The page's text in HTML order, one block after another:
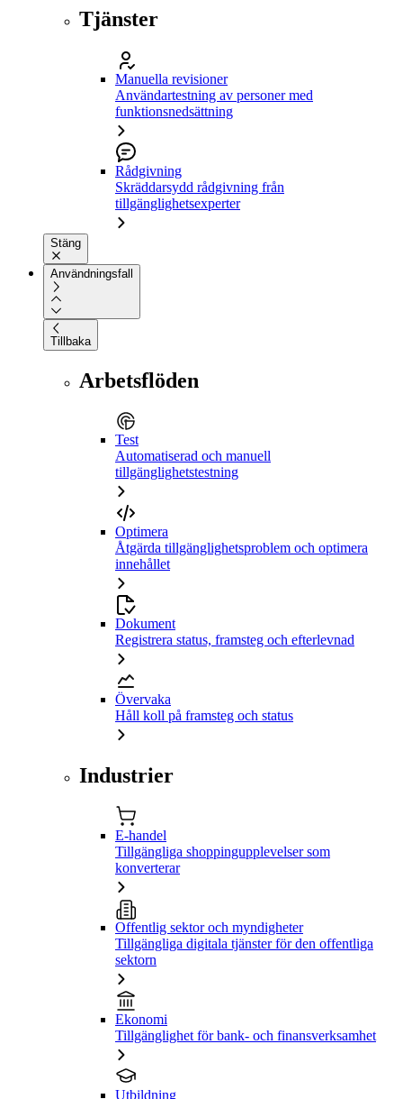
Tjänster
Manuella revisioner
Användartestning av personer med
funktionsnedsättning
Rådgivning
Skräddarsydd rådgivning från
tillgänglighetsexperter
Stäng
Användningsfall
Tillbaka
Arbetsflöden
Test
Automatiserad och manuell
tillgänglighetstestning
Optimera
Åtgärda tillgänglighetsproblem och optimera
innehållet
Dokument
Registrera status, framsteg och efterlevnad
Övervaka
Håll koll på framsteg och status
Industrier
E-handel
Tillgängliga shoppingupplevelser som
konverterar
Offentlig sektor och myndigheter
Tillgängliga digitala tjänster för den offentliga
sektorn
Ekonomi
Tillgänglighet för bank- och finansverksamhet
Utbildning